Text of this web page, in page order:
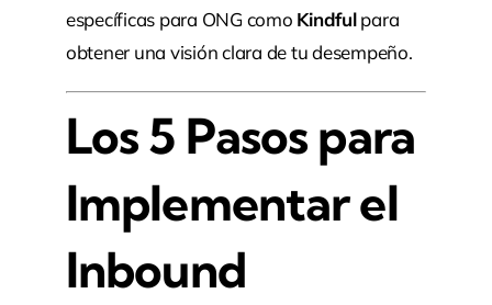
específicas para ONG como Kindful para
obtener una visión clara de tu desempeño.
Los 5 Pasos para
Implementar el
Inbound